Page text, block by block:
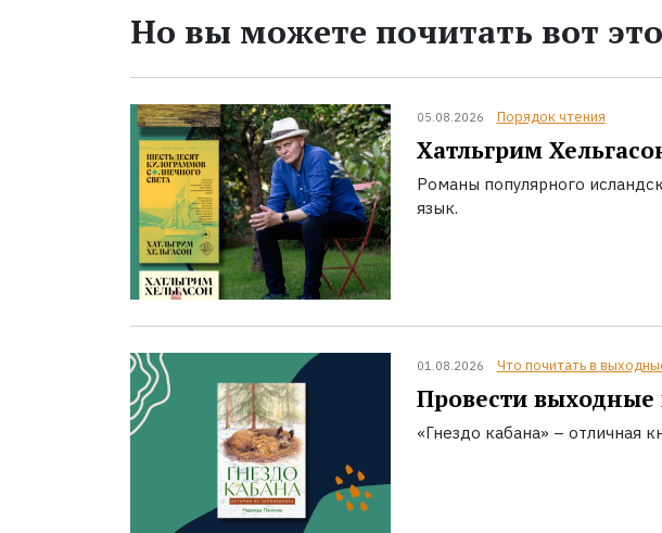
Но вы можете почитать вот
05.08.2026 Порядок чтения
Хатльгрим
Романы популярного
язык.
01.08.2026 Что почитать в
Провести выходные
«Гнездо кабана» – отличная